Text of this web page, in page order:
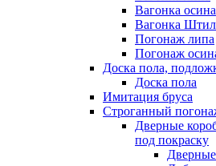
Вагонка осина
Вагонка
Погонаж липа
Погонаж
Доска пола,
Доска пола
Имитация бруса
Строганный
Дверные
под покраску